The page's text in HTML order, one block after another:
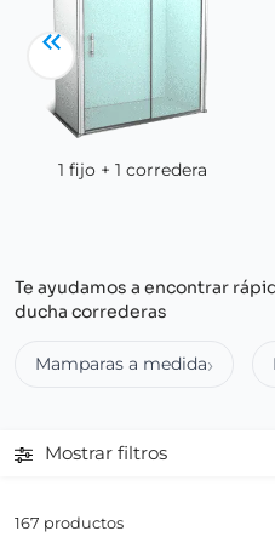
1 fijo + 1 corredera
Te ayudamos a encontrar
ducha correderas
Mamparas a medida
Mostrar filtros
167 productos